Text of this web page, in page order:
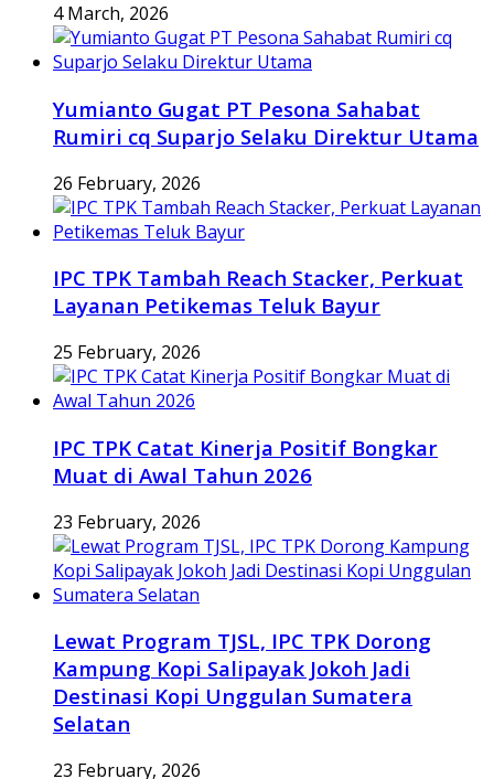
4 March, 2026
Yumianto Gugat PT Pesona Sahabat
Rumiri cq Suparjo Selaku Direktur Utama
26 February, 2026
IPC TPK Tambah Reach Stacker, Perkuat
Layanan Petikemas Teluk Bayur
25 February, 2026
IPC TPK Catat Kinerja Positif Bongkar
Muat di Awal Tahun 2026
23 February, 2026
Lewat Program TJSL, IPC TPK Dorong
Kampung Kopi Salipayak Jokoh Jadi
Destinasi Kopi Unggulan Sumatera
Selatan
23 February, 2026